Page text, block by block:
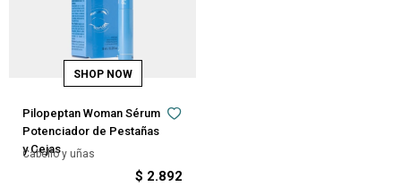
Pilopeptan Woman Sérum
Potenciador de Pestañas
y Cejas
Cabello y uñas
$ 2.892